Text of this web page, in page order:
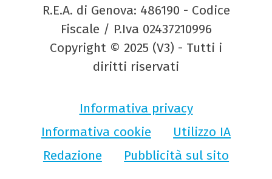
R.E.A. di Genova: 486190 - Codice
Fiscale / P.Iva 02437210996
Copyright © 2025 (V3) - Tutti i
diritti riservati
Informativa privacy
Informativa cookie
Utilizzo IA
Redazione
Pubblicità sul sito